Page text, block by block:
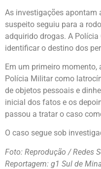
As investigações apontam
suspeito seguiu para a
adquirido drogas. A
identificar o destino dos
Em um primeiro momento,
Polícia Militar como
de objetos pessoais e
inicial dos fatos e os
passou a tratar o caso
O caso segue sob
Foto: Reprodução / Redes
Reportagem: g1 Sul de